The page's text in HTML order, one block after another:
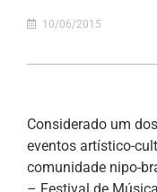
10/06/2015
Considerado um
eventos artístico-
comunidade nipo-